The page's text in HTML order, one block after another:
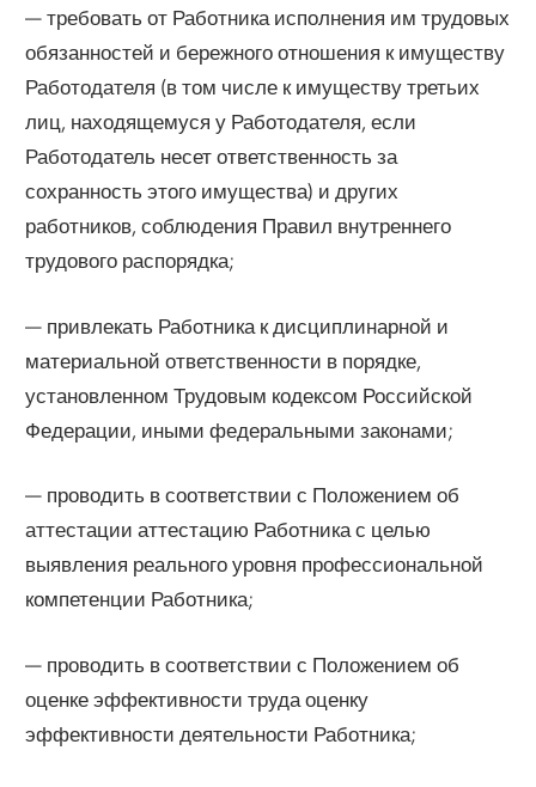
— требовать от Работника исполнения им трудовых
обязанностей и бережного отношения к имуществу
Работодателя (в том числе к имуществу третьих
лиц, находящемуся у Работодателя, если
Работодатель несет ответственность за
сохранность этого имущества) и других
работников, соблюдения Правил внутреннего
трудового распорядка;
— привлекать Работника к дисциплинарной и
материальной ответственности в порядке,
установленном Трудовым кодексом Российской
Федерации, иными федеральными законами;
— проводить в соответствии с Положением об
аттестации аттестацию Работника с целью
выявления реального уровня профессиональной
компетенции Работника;
— проводить в соответствии с Положением об
оценке эффективности труда оценку
эффективности деятельности Работника;